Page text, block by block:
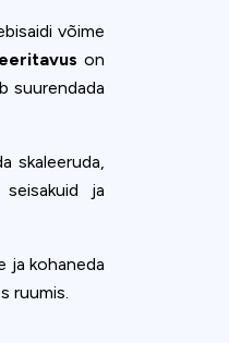
võime
on
suurendada
skaleeruda,
ja
ja kohaneda
ruumis.